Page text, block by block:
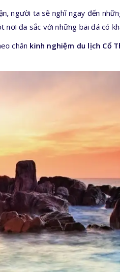
người ta sẽ nghĩ ngay đến
đa sắc với những bãi đá có
chân kinh nghiệm du lịch Cổ